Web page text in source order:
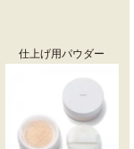
仕上げ用パウダー